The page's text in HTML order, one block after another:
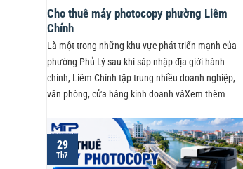
Cho thuê máy photocopy phường Liêm
Chính
Là một trong những khu vực phát triển mạnh của
phường Phủ Lý sau khi sáp nhập địa giới hành
chính, Liêm Chính tập trung nhiều doanh nghiệp,
văn phòng, cửa hàng kinh doanh vàXem thêm
29
Th7